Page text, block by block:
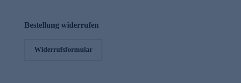
Bestellung widerrufen
Widerrufsformular